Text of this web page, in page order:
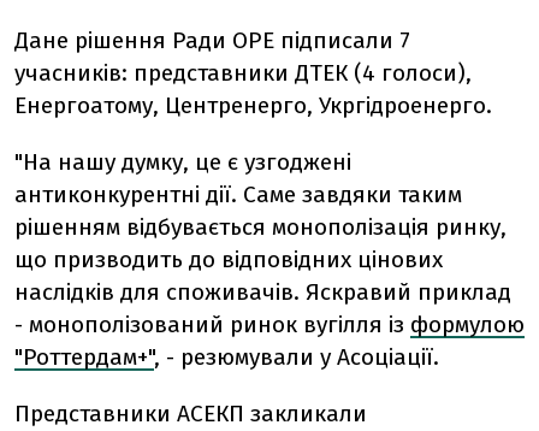
Дане рішення Ради ОРЕ підписали 7
учасників: представники ДТЕК (4 голоси),
Енергоатому, Центренерго, Укргідроенерго.
"На нашу думку, це є узгоджені
антиконкурентні дії. Саме завдяки таким
рішенням відбувається монополізація ринку,
що призводить до відповідних цінових
наслідків для споживачів. Яскравий приклад
- монополізований ринок вугілля із формулою
"Роттердам+", - резюмували у Асоціації.
Представники АСЕКП закликали